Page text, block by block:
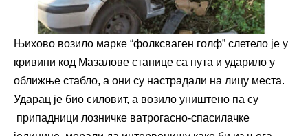
Њихово возило марке “фолксваген голф” слетело је у
кривини код Мазалове станице са пута и ударило у
оближње стабло, а они су настрадали на лицу места.
Ударац је био силовит, а возило уништено па су
припадници лозничке ватрогасно-спасилачке